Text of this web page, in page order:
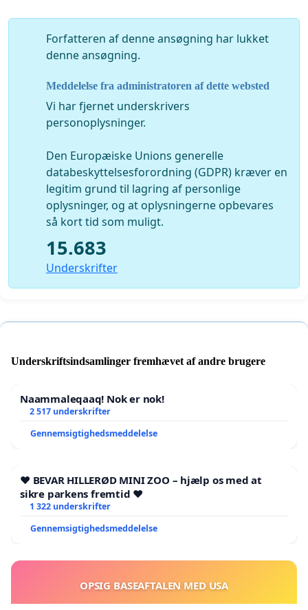
Forfatteren af ​​denne ansøgning har lukket
denne ansøgning.
Meddelelse fra administratoren af dette websted
Vi har fjernet underskrivers
personoplysninger.
Den Europæiske Unions generelle
databeskyttelsesforordning (GDPR) kræver en
legitim grund til lagring af personlige
oplysninger, og at oplysningerne opbevares
så kort tid som muligt.
15.683
Underskrifter
Underskriftsindsamlinger fremhævet af andre brugere
Naammaleqaaq! Nok er nok!
2 517 underskrifter
Gennemsigtighedsmeddelelse
❤️ BEVAR HILLERØD MINI ZOO – hjælp os med at
sikre parkens fremtid ❤️
1 322 underskrifter
Gennemsigtighedsmeddelelse
OPSIG BASEAFTALEN MED USA